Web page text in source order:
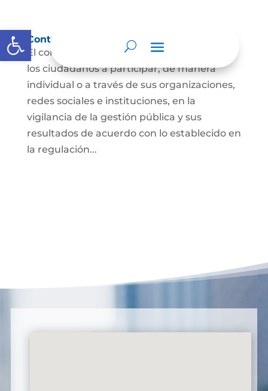
Abrir barra de herramientas
Control social
El control social es el derecho y el deber de
los ciudadanos a participar, de manera
individual o a través de sus organizaciones,
redes sociales e instituciones, en la
vigilancia de la gestión pública y sus
resultados de acuerdo con lo establecido en
la regulación...